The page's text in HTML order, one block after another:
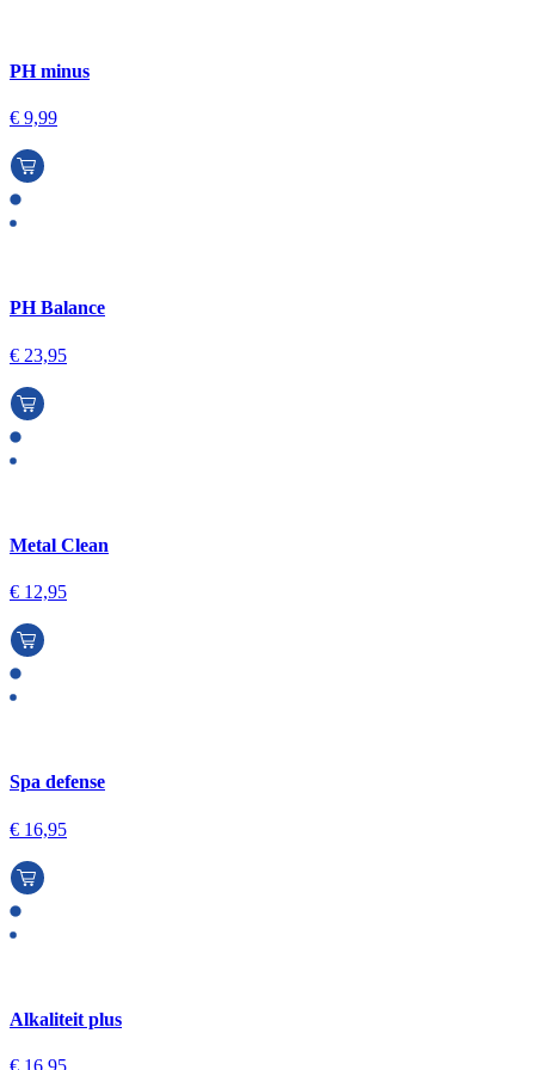
PH minus
€ 9,99
PH Balance
€ 23,95
Metal Clean
€ 12,95
Spa defense
€ 16,95
Alkaliteit plus